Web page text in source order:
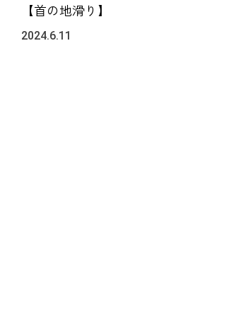
【首の地滑り】
2024.6.11